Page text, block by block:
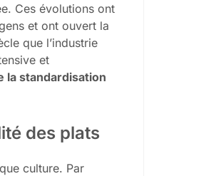
Ces évolutions ont
et ont ouvert la
que l’industrie
et
la standardisation
des plats
culture. Par